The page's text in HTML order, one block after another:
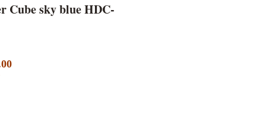
Cube sky blue HDC-
ราคา